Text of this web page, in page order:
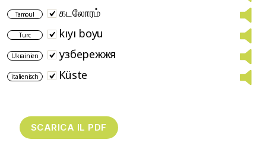
Tamoul கடலோரம்
Turc kıyı boyu
Ukrainien узбережжя
italienisch Küste